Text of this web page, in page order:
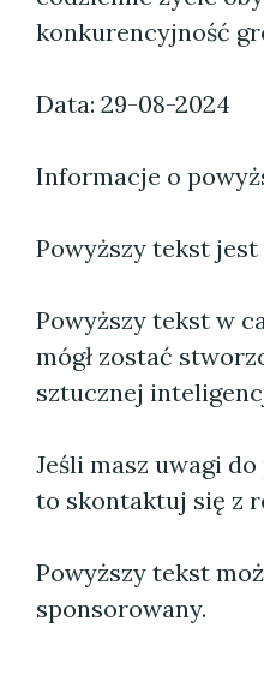
konkurencyjność
Data: 29-08-2024
Informacje o
Powyższy tekst
Powyższy tekst w
mógł zostać
sztucznej
Jeśli masz uwagi
to skontaktuj się z
Powyższy tekst
sponsorowany.